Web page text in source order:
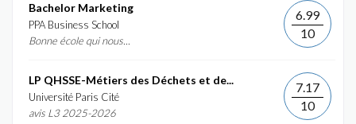
Bachelor Marketing
PPA Business School
Bonne école qui nous...
6.99
10
LP QHSSE-Métiers des Déchets et de...
Université Paris Cité
avis L3 2025-2026
7.17
10